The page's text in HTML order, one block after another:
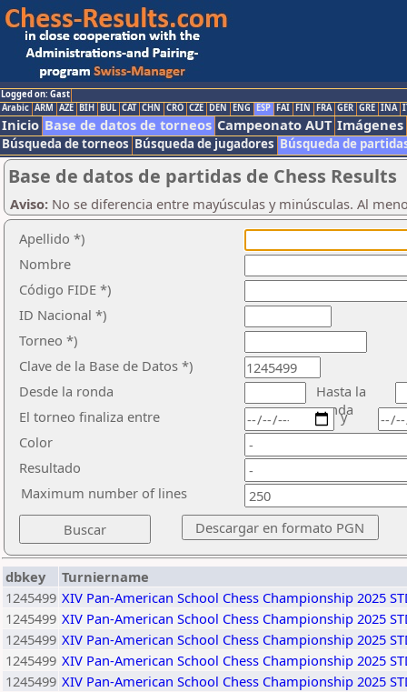
Logged on: Gast
Arabic ARM AZE BIH BUL CAT CHN CRO CZE DEN ENG ESP FAI FIN FRA GER GRE INA
Inicio Base de datos de torneos Campeonato AUT Imágenes
Búsqueda de torneos Búsqueda de jugadores Búsqueda de
Base de datos de partidas de Chess Results
Aviso: No se diferencia entre mayúsculas y minúsculas. Al
Apellido *)
Nombre
Código FIDE *)
ID Nacional *)
Torneo *)
Clave de la Base de Datos *)
Desde la ronda
Hasta la
ronda
El torneo finaliza entre
Color
Resultado
y
Maximum number of lines
dbkey
Turniername
1245499 XIV Pan-American School Chess Championship 2025
1245499 XIV Pan-American School Chess Championship 2025
1245499 XIV Pan-American School Chess Championship 2025
1245499 XIV Pan-American School Chess Championship 2025
1245499 XIV Pan-American School Chess Championship 2025